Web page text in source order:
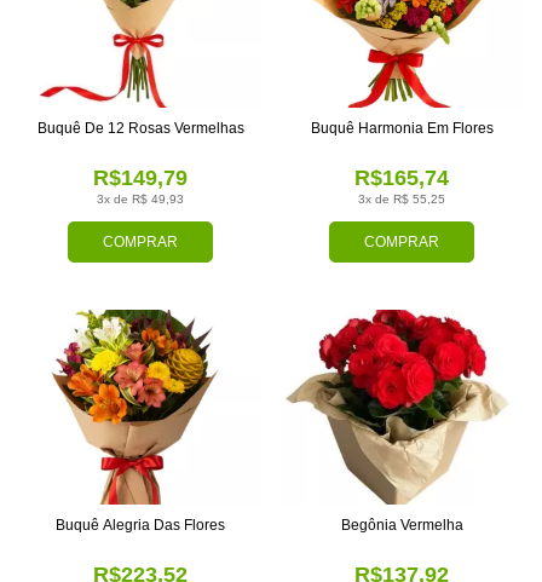
COMPRAR
3x de R$ 49,93
R$149,79
Buquê De 12 Rosas Vermelhas
COMPRAR
3x de R$ 55,25
R$165,74
Buquê Harmonia Em Flores
R$223,52
Buquê Alegria Das Flores
R$137,92
Begônia Vermelha